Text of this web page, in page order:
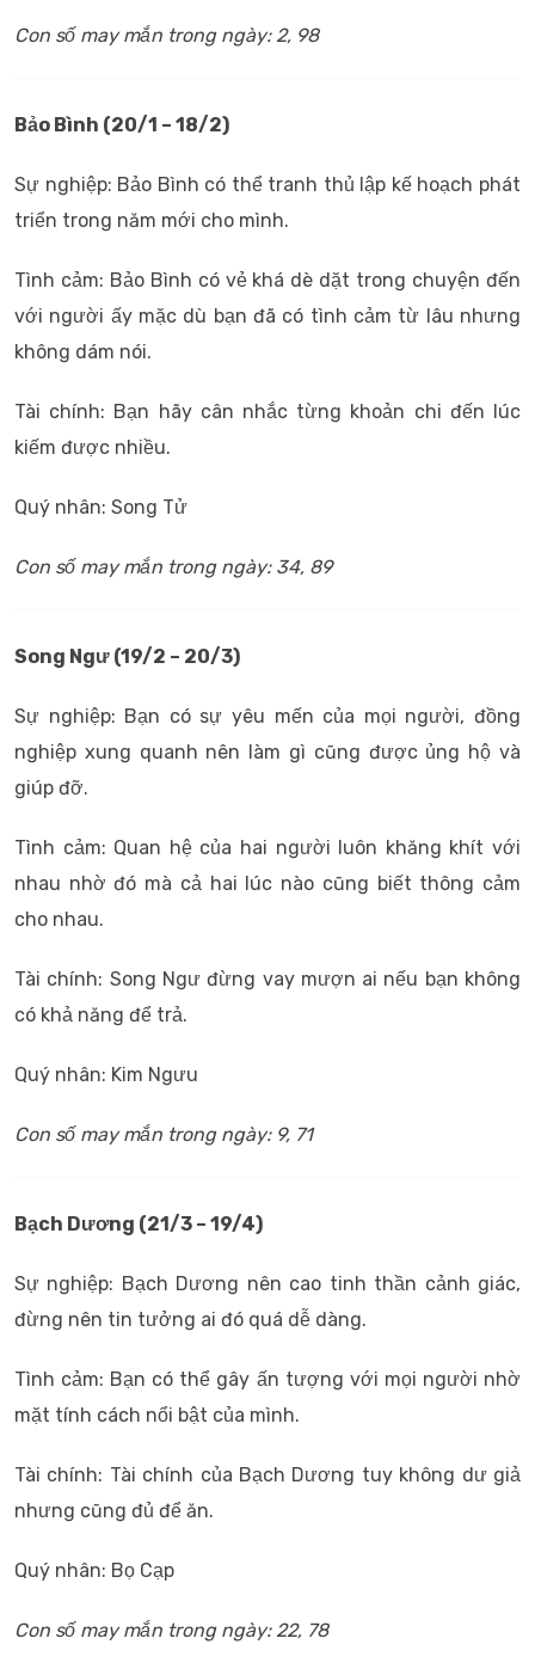
Con số may mắn trong ngày: 2, 98
Bảo Bình (20/1 – 18/2)
Sự nghiệp: Bảo Bình có thể tranh thủ lập kế hoạch phát
triển trong năm mới cho mình.
Tình cảm: Bảo Bình có vẻ khá dè dặt trong chuyện đến
với người ấy mặc dù bạn đã có tình cảm từ lâu nhưng
không dám nói.
Tài chính: Bạn hãy cân nhắc từng khoản chi đến lúc
kiếm được nhiều.
Quý nhân: Song Tử
Con số may mắn trong ngày: 34, 89
Song Ngư (19/2 – 20/3)
Sự nghiệp: Bạn có sự yêu mến của mọi người, đồng
nghiệp xung quanh nên làm gì cũng được ủng hộ và
giúp đỡ.
Tình cảm: Quan hệ của hai người luôn khăng khít với
nhau nhờ đó mà cả hai lúc nào cũng biết thông cảm
cho nhau.
Tài chính: Song Ngư đừng vay mượn ai nếu bạn không
có khả năng để trả.
Quý nhân: Kim Ngưu
Con số may mắn trong ngày: 9, 71
Bạch Dương (21/3 – 19/4)
Sự nghiệp: Bạch Dương nên cao tinh thần cảnh giác,
đừng nên tin tưởng ai đó quá dễ dàng.
Tình cảm: Bạn có thể gây ấn tượng với mọi người nhờ
mặt tính cách nổi bật của mình.
Tài chính: Tài chính của Bạch Dương tuy không dư giả
nhưng cũng đủ để ăn.
Quý nhân: Bọ Cạp
Con số may mắn trong ngày: 22, 78